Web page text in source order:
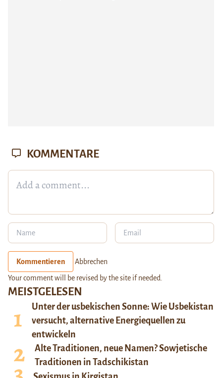
MEISTGELESEN
Unter der usbekischen Sonne: Wie Usbekistan
versucht, alternative Energiequellen zu
entwickeln
Alte Traditionen, neue Namen? Sowjetische
Traditionen in Tadschikistan
KOMMENTARE
Kommentieren Abbrechen
Your comment will be revised by the site if needed.